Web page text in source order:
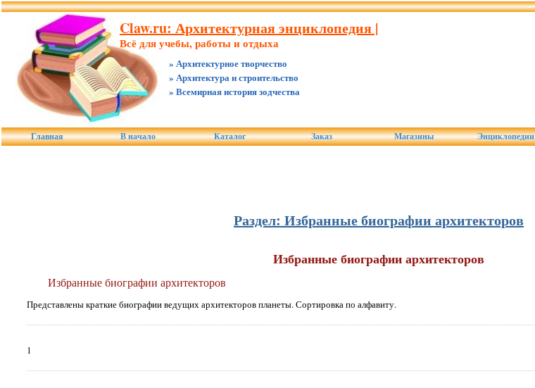
Claw.ru: Архитектурная энциклопедия |
Всё для учебы, работы и отдыха
» Архитектурное творчество
» Архитектура и строительство
» Всемирная история зодчества
Главная В начало Каталог Заказ Магазины Энциклопедии
Раздел: Избранные биографии архитекторов
Избранные биографии архитекторов
Избранные биографии архитекторов
Представлены краткие биографии ведущих архитекторов планеты. Сортировка по алфавиту.
1